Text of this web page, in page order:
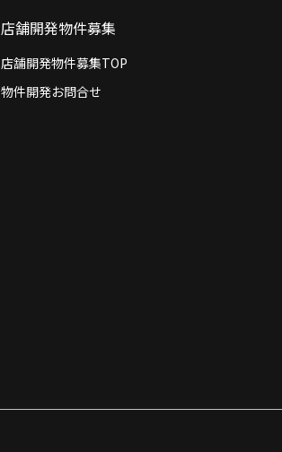
店舗開発物件募集
店舗開発物件募集TOP
物件開発お問合せ